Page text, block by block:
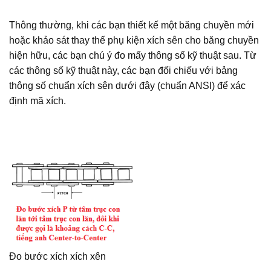
Thông thường, khi các bạn thiết kế một băng chuyền mới
hoặc khảo sát thay thế phụ kiện xích sên cho băng chuyền
hiện hữu, các bạn chú ý đo mấy thông số kỹ thuật sau. Từ
các thông số kỹ thuật này, các bạn đối chiếu với bảng
thông số chuẩn xích sên dưới đây (chuẩn ANSI) để xác
định mã xích.
Đo bước xích xích xên